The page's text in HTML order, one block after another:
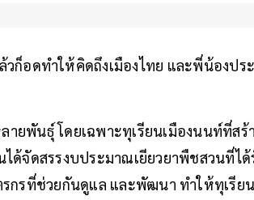
ก็อดทำให้คิดถึงเมืองไทย และพี่น้องปร
ยพันธุ์ โดยเฉพาะทุเรียนเมืองนนท์ที่สร้
ด้จัดสรรงบประมาณเยียวยาพืชสวนที่ไ
รกรที่ช่วยกันดูแล และพัฒนา ทำให้ทุเรีย